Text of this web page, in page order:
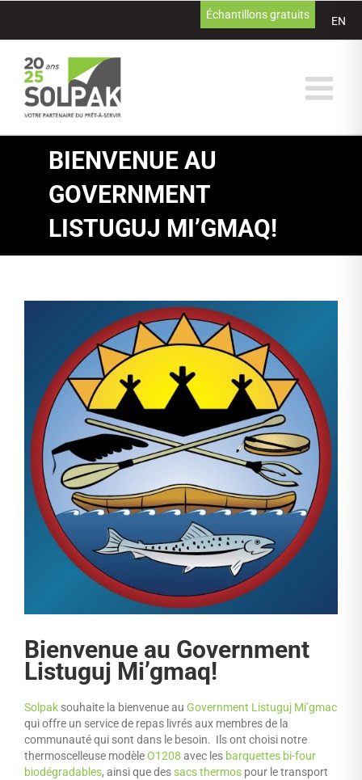
contenu
EN
Échantillons gratuits
BIENVENUE AU
GOVERNMENT
LISTUGUJ MI’GMAQ!
Bienvenue au Government
Listuguj Mi’gmaq!
Solpak souhaite la bienvenue au Government Listuguj Mi’gmac
qui offre un service de repas livrés aux membres de la
communauté qui sont dans le besoin. Ils ont choisi notre
thermoscelleuse modèleO1208 avec les barquettes bi-four
biodégradables, ainsi que dessacs thermos pour le transport